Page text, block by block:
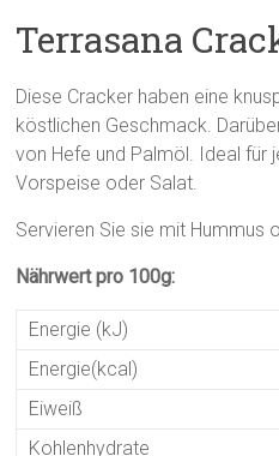
Terrasana
Diese Cracker haben eine
köstlichen Geschmack.
von Hefe und Palmöl. Ideal für
Vorspeise oder Salat.
Servieren Sie sie mit Hummus
Nährwert pro 100g:
Energie (kJ)
Energie(kcal)
Eiweiß
Kohlenhydrate